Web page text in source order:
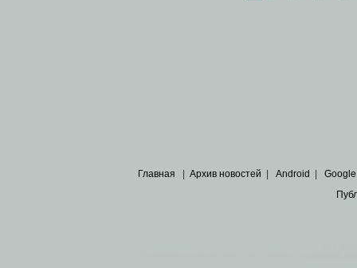
Главная Архив новостей Android Google